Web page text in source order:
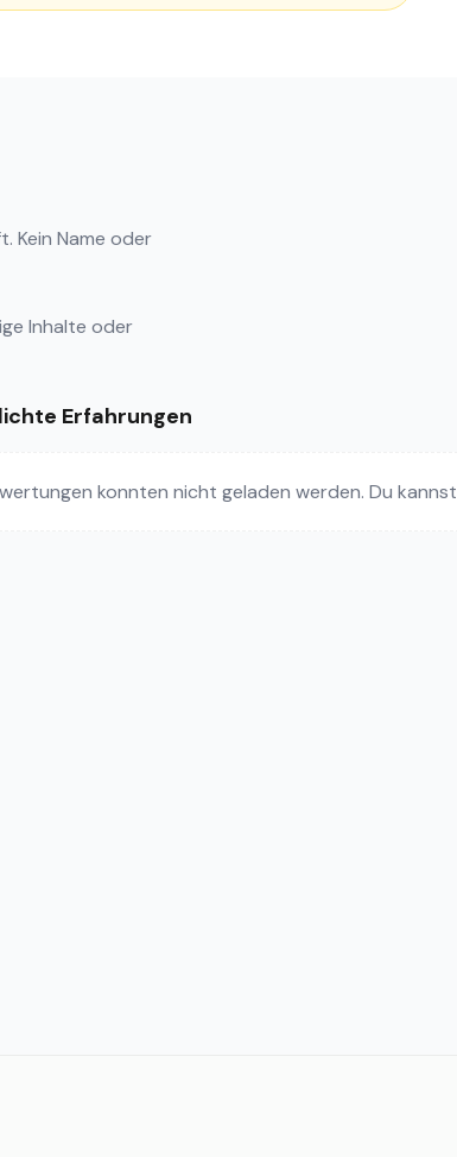
Kein Name oder
Inhalte oder
Erfahrungen
konnten nicht geladen werden. Du